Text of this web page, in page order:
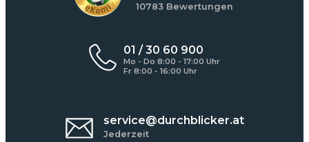
10783 Bewertungen
01 / 30 60 900
Mo - Do 8:00 - 17:00 Uhr
Fr 8:00 - 16:00 Uhr
service@durchblicker.at
Jederzeit